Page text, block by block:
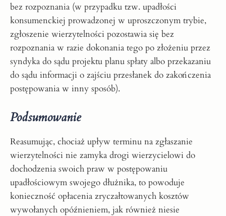
bez rozpoznania (w przypadku tzw. upadłości
konsumenckiej prowadzonej w uproszczonym trybie,
zgłoszenie wierzytelności pozostawia się bez
rozpoznania w razie dokonania tego po złożeniu przez
syndyka do sądu projektu planu spłaty albo przekazaniu
do sądu informacji o zajściu przesłanek do zakończenia
postępowania w inny sposób).
Podsumowanie
Reasumując, chociaż upływ terminu na zgłaszanie
wierzytelności nie zamyka drogi wierzycielowi do
dochodzenia swoich praw w postępowaniu
upadłościowym swojego dłużnika, to powoduje
konieczność opłacenia zryczałtowanych kosztów
wywołanych opóźnieniem, jak również niesie